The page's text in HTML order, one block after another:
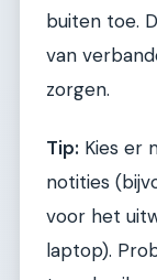
buiten toe.
van
zorgen.
Tip: Kies er
notities
voor het
laptop).